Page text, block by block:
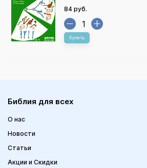
84 руб.
Купить
Библия для всех
О нас
Новости
Статьи
Акции и Скидки